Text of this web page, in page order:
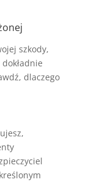
szkody,
dlaczego